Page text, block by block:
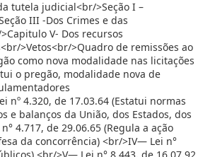
tutela judicial<br/>Seção I –
III -Dos Crimes e das
V- Dos recursos
>Vetos<br/>Quadro de remissões ao
como nova modalidade nas licitações
o pregão, modalidade nova de
4.320, de 17.03.64 (Estatui normas
balanços da União, dos Estados, dos
4.717, de 29.06.65 (Regula a ação
da concorrência) <br/>IV— Lei n°